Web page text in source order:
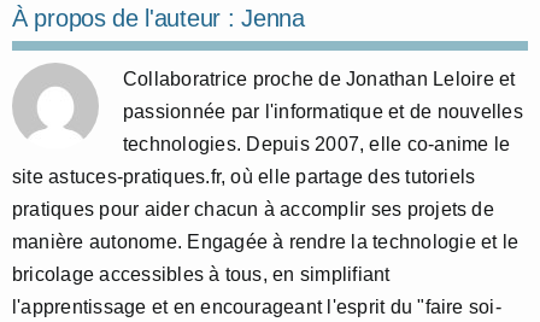
À propos de l'auteur :Jenna
Collaboratrice proche de Jonathan Leloire et
passionnée par l'informatique et de nouvelles
technologies. Depuis 2007, elle co-anime le
site astuces-pratiques.fr, où elle partage des tutoriels
pratiques pour aider chacun à accomplir ses projets de
manière autonome. Engagée à rendre la technologie et le
bricolage accessibles à tous, en simplifiant
l'apprentissage et en encourageant l'esprit du "faire soi-